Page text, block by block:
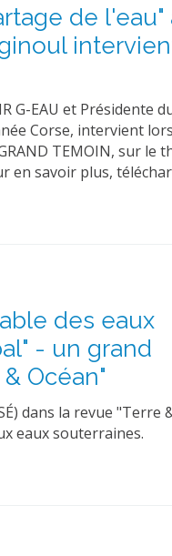
de l'eau"
G-EAU et Présidente
Corse, intervient
TEMOIN, sur le
en savoir plus,
des eaux
- un grand
Océan"
dans la revue "Terre
eaux souterraines.